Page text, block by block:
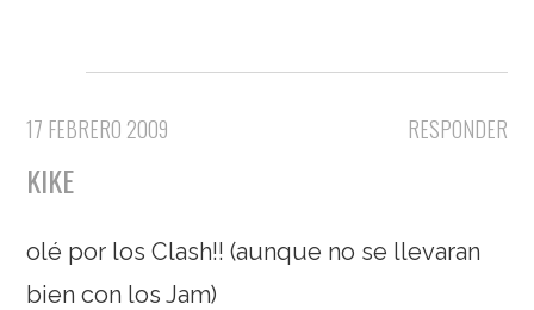
RESPONDER
17 FEBRERO 2009
KIKE
olé por los Clash!! (aunque no se llevaran
bien con los Jam)